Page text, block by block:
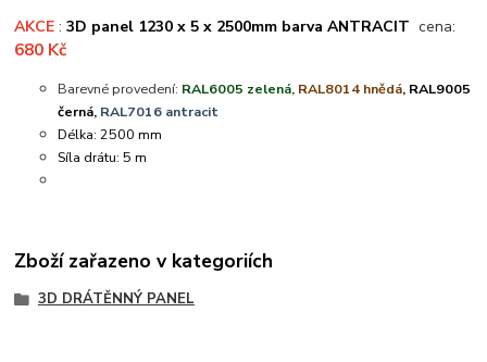
AKCE :3D panel 1230 x 5 x 2500mm barva ANTRACIT cena:
680 Kč
Barevné provedení: RAL6005 zelená, RAL8014 hnědá, RAL9005
černá, RAL7016 antracit
Délka: 2500 mm
Síla drátu: 5 m
Zboží zařazeno v kategoriích
3D DRÁTĚNNÝ PANEL